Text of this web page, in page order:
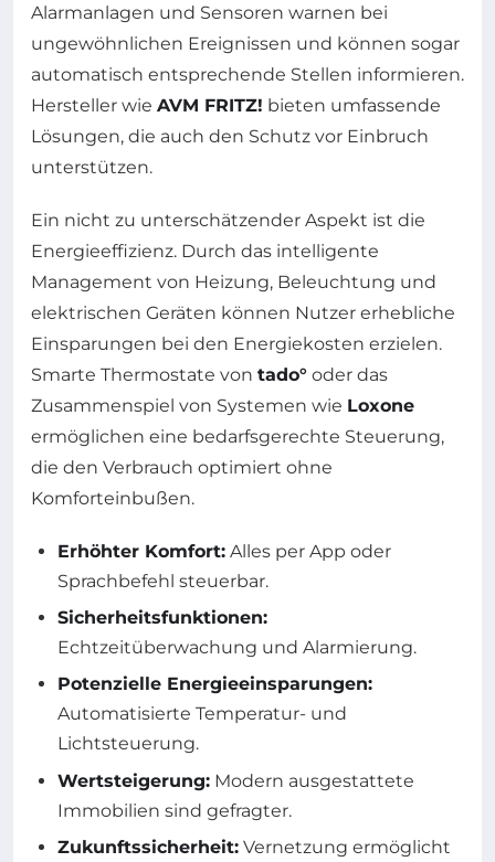
Alarmanlagen und Sensoren warnen bei
ungewöhnlichen Ereignissen und können sogar
automatisch entsprechende Stellen informieren.
Hersteller wie AVM FRITZ! bieten umfassende
Lösungen, die auch den Schutz vor Einbruch
unterstützen.
Ein nicht zu unterschätzender Aspekt ist die
Energieeffizienz. Durch das intelligente
Management von Heizung, Beleuchtung und
elektrischen Geräten können Nutzer erhebliche
Einsparungen bei den Energiekosten erzielen.
Smarte Thermostate von tado° oder das
Zusammenspiel von Systemen wie Loxone
ermöglichen eine bedarfsgerechte Steuerung,
die den Verbrauch optimiert ohne
Komforteinbußen.
Erhöhter Komfort: Alles per App oder
Sprachbefehl steuerbar.
Sicherheitsfunktionen:
Echtzeitüberwachung und Alarmierung.
Potenzielle Energieeinsparungen:
Automatisierte Temperatur- und
Lichtsteuerung.
Wertsteigerung: Modern ausgestattete
Immobilien sind gefragter.
Zukunftssicherheit: Vernetzung ermöglicht